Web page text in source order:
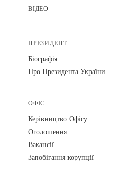
ВІДЕО
ПРЕЗИДЕНТ
Біографія
Про Президента України
ОФІС
Керівництво Офісу
Оголошення
Вакансії
Запобігання корупції